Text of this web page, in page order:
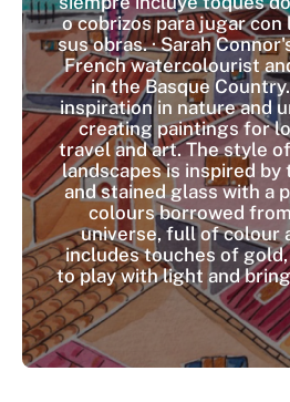
o cobrizos para jugar con
sus obras. · Sarah
French watercolourist
in the Basque
inspiration in nature and
creating paintings for
travel and art. The style
landscapes is inspired by
and stained glass with a
colours borrowed
universe, full of colour
includes touches of
to play with light and